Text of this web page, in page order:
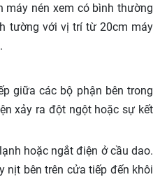
máy nén xem có bình thường
tường với vị trí từ 20cm máy
giữa các bộ phận bên trong
xảy ra đột ngột hoặc sự kết
hoặc ngắt điện ở cầu dao.
nịt bên trên cửa tiếp đến khôi